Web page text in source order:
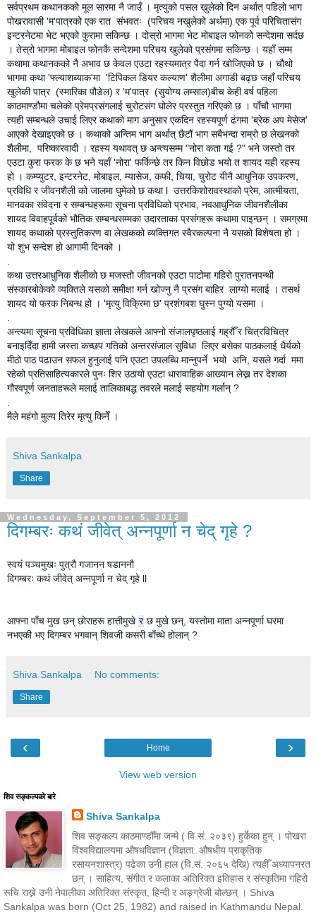
सर्वप्रथम कथानकको मूल सारमा नै जाउँ । मृत्युको पसल खुलेको दिन अर्थात् पहिलो भाग
पोखरावासी 'म'पात्रको एक रात संभवतः (परिचय नखुलेको अर्थमा) एक पूर्व परिचितासंग
इन्टरनेटमा भेट भएको कुरामा सकिन्छ । दोस्रो भागमा भेट मोबाइल फोनको सन्देशमा सर्दछ
। तेस्रो भागमा मोबाइल फोनकै सन्देशमा परिचय खुलेको प्रसंगमा सकिन्छ । यहाँ सम्म
कथामा कथानकको नै अभाव छ केवल एउटा रहस्यमात्र पैदा गर्न खोजिएको छ । चौथो
भागमा कथा 'फ्ल्याशब्याक'मा 'टिपिकल डियर कल्याण' शैलीमा अगाडी बढ्छ जहाँ परिचय
खुलेकी पात्र (स्मारिका पौडेल) र 'म'पात्र (सुयोग्य लम्साल)बीच केही वर्ष पहिला
काठमाण्डौमा चलेको प्रेमप्रसंगलाई चुरोटसंग घोलेर प्रस्तुत गरिएको छ । पाँचौ भागमा
त्यही सम्बन्धले उचाई लिएर कथाको माग अनुसार एकदिन रहस्यपूर्ण ढंगमा 'ब्रेक अप मेसेज'
आएको देखाइएको छ । कथाको अन्तिम भाग अर्थात् छैटौं भाग सबैभन्दा राम्रो छ लेखनको
शैलीमा, परिष्कारवादी । रहस्य यथावत् छ अन्त्यसम्म "नोरा कता गई ?" भने जस्तो तर
एउटा कुरा फरक के छ भने यहाँ 'नोरा' फर्किन्छे तर किन विछोड भयो त शायद यही रहस्य
हो । कम्प्युटर, इन्टरनेट, मोबाइल, म्यासेज, कफी, चिया, चुरोट यीनै आधुनिक उपकरण,
प्रविधि र जीवनशैली को जालमा घुमेको छ कथा l उत्तरकिशोरावस्थाको प्रेम, आत्मीयता,
मानवका संवेदना र सम्बन्धहरूमा सूचना प्रविधिको प्रभाव, नवआधुनिक जीवनशैलीका
शायद विवाहपूर्वको भौतिक सम्बन्धसम्मका उदारताका प्रसंगहरू कथामा पाइन्छन् । समग्रमा
शायद कथाको प्रस्तुतिकरण वा लेखकको व्यक्तिगत स्वैरकल्पना नै यसको विशेषता हो ।
यो शुभ सन्देश हो आगामी दिनको ।
कथा उत्तरआधुनिक शैलीको छ मजस्तो जीवनको एउटा पाटोमा गहिरो पुरातनपन्थी
संस्कारबोकेको व्यक्तिले यसको समीक्षा गर्न खोज्नु नै प्रसंग बाहिर लाग्यो मलाई । तसर्थ
शायद यो फरक निबन्ध हो । 'मृत्यु विक्रिमा छ' प्रशंगबश घुस्न पुग्यो यसमा ।
अन्त्यमा सूचना प्रविधिका ज्ञाता लेखकले आफ्नो संजालपृष्ठलाई गह्रौँ र चित्रविचित्र
बनाइदिँदा हामी जस्ता कच्छप गतिको अन्तरसंजाल सुविधा लिएर बसेका पाठकलाई धैर्यको
मीठो पाठ पढाउन सफल हुनुलाई पनि एउटा उपलब्धि मान्नुपर्ने भयो अनि, यसले गर्दा ममा
रहेको प्रतिसाहित्यकारले पुनः शिर उठायो एउटा धारावाहिक आख्यान लेख्न तर देशका
गौरवपूर्ण जनताहरूले मलाई तालिकाबद्ध तवरले मलाई सहयोग गर्लान् ?
मैले महंगो मुल्य तिरेर मृत्यु किनेँ ।
Shiva Sankalpa
Share
Wednesday, September 5, 2012
दिगम्बरः कथं जीवेत् अन्नपूर्णा न चेद् गृहे ?
स्वयं पञ्चमुखः पुत्रौ गजानन षडाननौ
दिगम्बरः कथं जीवेत् अन्नपूर्णा न चेद् गृहे ll
आफ्ना पाँच मुख छन् छोराहरू हात्तीमुखे र छ मुखे छन्, यस्तोमा माता अन्नपूर्णा घरमा
नभएकी भए दिगम्बर भगवान् शिवजी कसरी बाँच्थे होलान् ?
Shiva Sankalpa No comments:
Share
‹ ›
Home
View web version
शिव सङ्कल्पकाे बारे
Shiva Sankalpa
शिव सङ्कल्प काठमाण्डौँमा जन्मे ( वि.सं. २०३९) हुर्केका हुन् । पोखरा
विश्वविद्यालयमा औषधविज्ञान (विज्ञता: औषधीय प्राकृतिक
रसायनशास्त्र) पढेका उनी हाल (वि.सं. २०६५ देखि) त्यहीँ अध्यापनरत
छन् । साहित्य, संगीत र कलाका अतिरिक्त इतिहास र संस्कृतिमा गहिरो
रूचि राख्ने उनी नेपालीका अतिरिक्त संस्कृत, हिन्दी र अङ्ग्रेजी बोल्छन् । Shiva
Sankalpa was born (Oct 25, 1982) and raised in Kathmandu Nepal.